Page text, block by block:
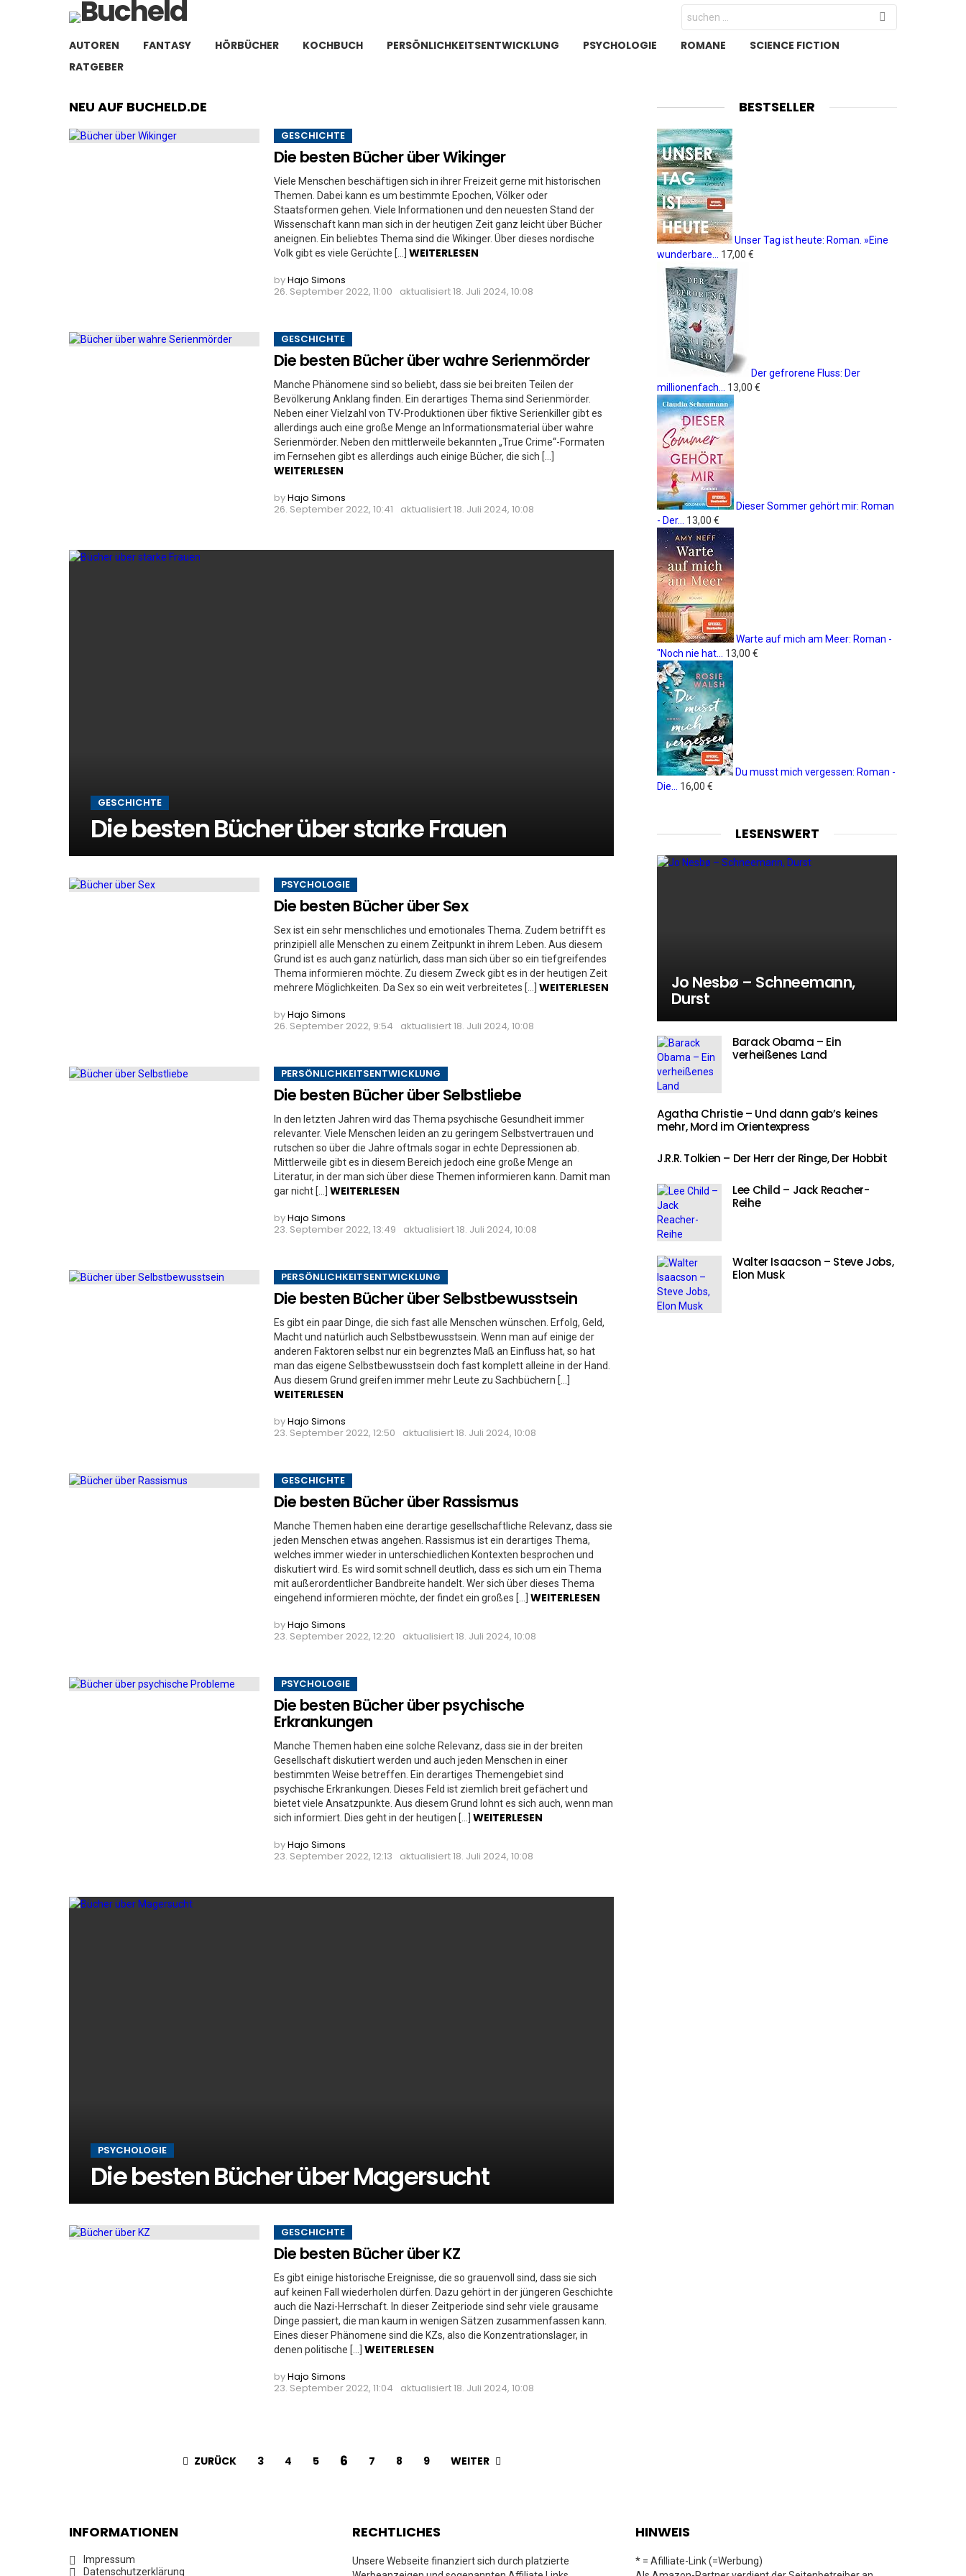
Search
for:
AUTOREN FANTASY HÖRBÜCHER KOCHBUCH PERSÖNLICHKEITSENTWICKLUNG PSYCHOLOGIE ROMANE
SCIENCE FICTION
RATGEBER
NEU AUF BUCHELD.DE
GESCHICHTE
Die besten Bücher über Wikinger
Viele Menschen beschäftigen sich in ihrer Freizeit gerne mit historischen
Themen. Dabei kann es um bestimmte Epochen, Völker oder
Staatsformen gehen. Viele Informationen und den neuesten Stand der
Wissenschaft kann man sich in der heutigen Zeit ganz leicht über Bücher
aneignen. Ein beliebtes Thema sind die Wikinger. Über dieses nordische
Volk gibt es viele Gerüchte […] WEITERLESEN
byHajo Simons
26. September 2022, 11:00
aktualisiert18. Juli 2024, 10:08
GESCHICHTE
Die besten Bücher über wahre Serienmörder
Manche Phänomene sind so beliebt, dass sie bei breiten Teilen der
Bevölkerung Anklang finden. Ein derartiges Thema sind Serienmörder.
Neben einer Vielzahl von TV-Produktionen über fiktive Serienkiller gibt es
allerdings auch eine große Menge an Informationsmaterial über wahre
Serienmörder. Neben den mittlerweile bekannten „True Crime“-Formaten
im Fernsehen gibt es allerdings auch einige Bücher, die sich […]
WEITERLESEN
byHajo Simons
26. September 2022, 10:41
aktualisiert18. Juli 2024, 10:08
GESCHICHTE
Die besten Bücher über starke Frauen
PSYCHOLOGIE
Die besten Bücher über Sex
Sex ist ein sehr menschliches und emotionales Thema. Zudem betrifft es
prinzipiell alle Menschen zu einem Zeitpunkt in ihrem Leben. Aus diesem
Grund ist es auch ganz natürlich, dass man sich über so ein tiefgreifendes
Thema informieren möchte. Zu diesem Zweck gibt es in der heutigen Zeit
mehrere Möglichkeiten. Da Sex so ein weit verbreitetes […] WEITERLESEN
byHajo Simons
26. September 2022, 9:54
aktualisiert18. Juli 2024, 10:08
PERSÖNLICHKEITSENTWICKLUNG
Die besten Bücher über Selbstliebe
In den letzten Jahren wird das Thema psychische Gesundheit immer
relevanter. Viele Menschen leiden an zu geringem Selbstvertrauen und
rutschen so über die Jahre oftmals sogar in echte Depressionen ab.
Mittlerweile gibt es in diesem Bereich jedoch eine große Menge an
Literatur, in der man sich über diese Themen informieren kann. Damit man
gar nicht […] WEITERLESEN
byHajo Simons
23. September 2022, 13:49
aktualisiert18. Juli 2024, 10:08
PERSÖNLICHKEITSENTWICKLUNG
Die besten Bücher über Selbstbewusstsein
Es gibt ein paar Dinge, die sich fast alle Menschen wünschen. Erfolg, Geld,
Macht und natürlich auch Selbstbewusstsein. Wenn man auf einige der
anderen Faktoren selbst nur ein begrenztes Maß an Einfluss hat, so hat
man das eigene Selbstbewusstsein doch fast komplett alleine in der Hand.
Aus diesem Grund greifen immer mehr Leute zu Sachbüchern […]
WEITERLESEN
byHajo Simons
23. September 2022, 12:50
aktualisiert18. Juli 2024, 10:08
GESCHICHTE
Die besten Bücher über Rassismus
Manche Themen haben eine derartige gesellschaftliche Relevanz, dass sie
jeden Menschen etwas angehen. Rassismus ist ein derartiges Thema,
welches immer wieder in unterschiedlichen Kontexten besprochen und
diskutiert wird. Es wird somit schnell deutlich, dass es sich um ein Thema
mit außerordentlicher Bandbreite handelt. Wer sich über dieses Thema
eingehend informieren möchte, der findet ein großes […] WEITERLESEN
byHajo Simons
23. September 2022, 12:20
aktualisiert18. Juli 2024, 10:08
PSYCHOLOGIE
Die besten Bücher über psychische
Erkrankungen
Manche Themen haben eine solche Relevanz, dass sie in der breiten
Gesellschaft diskutiert werden und auch jeden Menschen in einer
bestimmten Weise betreffen. Ein derartiges Themengebiet sind
psychische Erkrankungen. Dieses Feld ist ziemlich breit gefächert und
bietet viele Ansatzpunkte. Aus diesem Grund lohnt es sich auch, wenn man
sich informiert. Dies geht in der heutigen […] WEITERLESEN
byHajo Simons
23. September 2022, 12:13
aktualisiert18. Juli 2024, 10:08
PSYCHOLOGIE
Die besten Bücher über Magersucht
GESCHICHTE
Die besten Bücher über KZ
Es gibt einige historische Ereignisse, die so grauenvoll sind, dass sie sich
auf keinen Fall wiederholen dürfen. Dazu gehört in der jüngeren Geschichte
auch die Nazi-Herrschaft. In dieser Zeitperiode sind sehr viele grausame
Dinge passiert, die man kaum in wenigen Sätzen zusammenfassen kann.
Eines dieser Phänomene sind die KZs, also die Konzentrationslager, in
denen politische […] WEITERLESEN
byHajo Simons
23. September 2022, 11:04
aktualisiert18. Juli 2024, 10:08
ZURÜCK 3 4 5 6 7 8 9 WEITER
BESTSELLER
Unser Tag ist heute: Roman. »Eine
wunderbare...
17,00 €
Der gefrorene Fluss: Der
millionenfach...
13,00 €
Dieser Sommer gehört mir: Roman
- Der...
13,00 €
Warte auf mich am Meer: Roman -
"Noch nie hat...
13,00 €
Du musst mich vergessen: Roman -
Die...
16,00 €
LESENSWERT
Jo Nesbø – Schneemann,
Durst
Barack Obama – Ein
verheißenes Land
Agatha Christie – Und dann gab’s keines
mehr, Mord im Orientexpress
J.R.R. Tolkien – Der Herr der Ringe, Der Hobbit
Lee Child – Jack Reacher-
Reihe
Walter Isaacson – Steve Jobs,
Elon Musk
INFORMATIONEN
Impressum
Datenschutzerklärung
RECHTLICHES
Unsere Webseite finanziert sich durch platzierte
HINWEIS
* = Afilliate-Link (=Werbung)